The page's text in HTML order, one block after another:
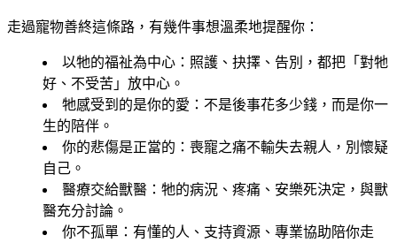
走過寵物善終這條路，有幾件事想溫柔地提醒你：
以牠的福祉為中心 ：照護、抉擇、告別，都把「對牠
好、不受苦」放中心。
牠感受到的是你的愛 ：不是後事花多少錢，而是你一
生的陪伴。
你的悲傷是正當的 ：喪寵之痛不輸失去親人，別懷疑
自己。
醫療交給獸醫 ：牠的病況、疼痛、安樂死決定，與獸
醫充分討論。
你不孤單 ：有懂的人、支持資源、專業協助陪你走